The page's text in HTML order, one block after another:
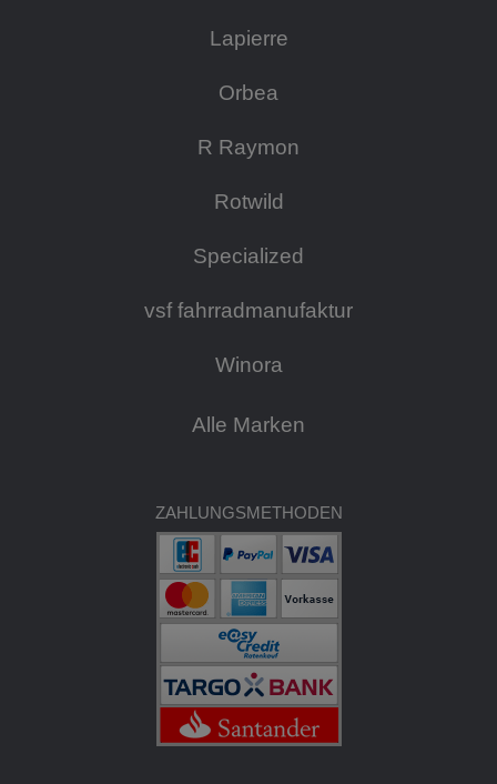
Lapierre
Orbea
R Raymon
Rotwild
Specialized
vsf fahrradmanufaktur
Winora
Alle Marken
ZAHLUNGSMETHODEN